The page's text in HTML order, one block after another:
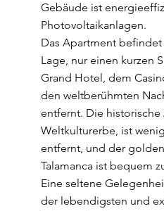
Gebäude ist
Photovoltaikanlagen.
Das Apartment
Lage, nur einen kurzen
Grand Hotel, dem
den weltberühmten
entfernt. Die historische
Weltkulturerbe, ist
entfernt, und der
Talamanca ist bequem
Eine seltene
der lebendigsten und